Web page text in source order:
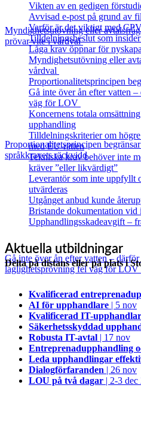
Myndighetsutövning eller
prövar vite i vårdval
Proportionalitetsprincipen
språkkravets räckvidd
Gå inte över ån efter vatten – därför
laglighetsprövning fel väg för LOV
Vikten av en gedigen
Avvisad e-post på grund av
Varför är det viktigt med
Tilldelningsbeslut som
Låga krav öppnar för
Myndighetsutövning eller
vårdval
Proportionalitetsprincipen
Gå inte över ån efter vatten
väg för LOV
Koncernens totala
upphandling
Tilldelningskriterier om
med EU‑rätten
Tekniska krav behöver inte
kräver ”eller likvärdigt”
Leverantör som inte uppfyllt
utvärderas
Utgånget anbud kunde
Bristande dokumentation vid
Upphandlingsskadeavgift –
Aktuella utbildningar
Delta på distans eller på plats i
Kvalificerad
AI för upphandlare | 5 nov
Kvalificerad IT-
Säkerhetsskyddad
Robusta IT-avtal | 17 nov
Entreprenadupphandling
Leda upphandlingar
Dialogförfaranden | 26 nov
LOU på två dagar | 2-3 dec